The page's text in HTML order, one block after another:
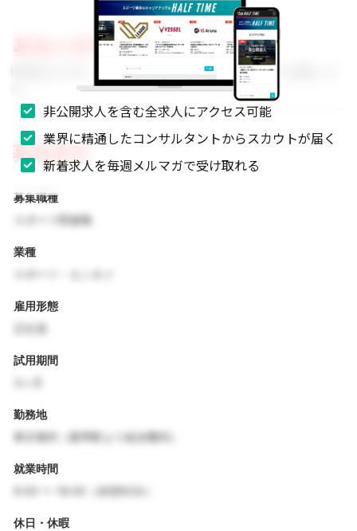
募集の背景
事業拡大に伴い、組織体制を強化するためのメンバーを募集しま
募集要項
募集職種
スポーツ関連職
業種
雇用形態
試用期間
勤務地
東京都内（最寄駅より徒歩圏内）
就業時間
9:00 〜 18:00（休憩60分）
休日・休暇
非公開求人を含む全求人にアクセス可能
業界に精通したコンサルタントからスカウトが届く
新着求人を毎週メルマガで受け取れる